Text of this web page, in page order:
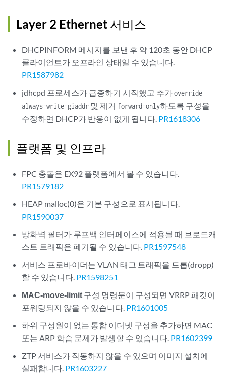
Layer 2 Ethernet 서비스
DHCPINFORM 메시지를 보낸 후 약 120초 동안 DHCP
클라이언트가 오프라인 상태일 수 있습니다.
PR1587982
jdhcpd 프로세스가 급증하기 시작했고 추가override
always-write-giaddr 및 제거 forward-only하도록 구성을
수정하면 DHCP가 반응이 없게 됩니다. PR1618306
플랫폼 및 인프라
FPC 충돌은 EX92 플랫폼에서 볼 수 있습니다.
PR1579182
HEAP malloc(0)은 기본 구성으로 표시됩니다.
PR1590037
방화벽 필터가 루프백 인터페이스에 적용될 때 브로드캐
스트 트래픽은 폐기될 수 있습니다. PR1597548
서비스 프로바이더는 VLAN 태그 트래픽을 드롭(dropp)
할 수 있습니다. PR1598251
MAC-move-limit 구성 명령문이 구성되면 VRRP 패킷이
포워딩되지 않을 수 있습니다. PR1601005
하위 구성원이 없는 통합 이더넷 구성을 추가하면 MAC
또는 ARP 학습 문제가 발생할 수 있습니다. PR1602399
ZTP 서비스가 작동하지 않을 수 있으며 이미지 설치에
실패합니다. PR1603227